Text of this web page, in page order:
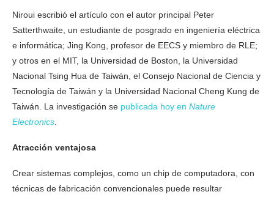
Niroui escribió el artículo con el autor principal Peter
Satterthwaite, un estudiante de posgrado en ingeniería eléctrica
e informática; Jing Kong, profesor de EECS y miembro de RLE;
y otros en el MIT, la Universidad de Boston, la Universidad
Nacional Tsing Hua de Taiwán, el Consejo Nacional de Ciencia y
Tecnología de Taiwán y la Universidad Nacional Cheng Kung de
Taiwán. La investigación se publicada hoy en Nature
Electronics
Atracción ventajosa
Crear sistemas complejos, como un chip de computadora, con
técnicas de fabricación convencionales puede resultar